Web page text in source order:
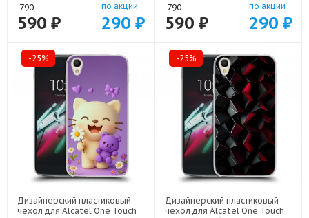
790
590 ₽
по акции
290 ₽
790
590 ₽
по акции
290 ₽
-25%
Дизайнерский пластиковый
чехол для Alcatel One Touch
-25%
Дизайнерский пластиковый
чехол для Alcatel One Touch